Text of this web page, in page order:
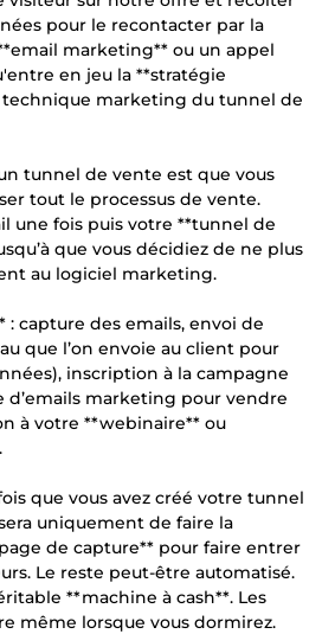
pour le recontacter par la
marketing** ou un appel
en jeu la **stratégie
marketing du tunnel de
tunnel de vente est que vous
tout le processus de vente.
une fois puis votre **tunnel de
que vous décidiez de ne plus
au logiciel marketing.
: capture des emails, envoi de
que l’on envoie au client pour
inscription à la campagne
d’emails marketing pour vendre
à votre **webinaire** ou
que vous avez créé votre tunnel
uniquement de faire la
de capture** pour faire entrer
Le reste peut-être automatisé.
**machine à cash**. Les
même lorsque vous dormirez.